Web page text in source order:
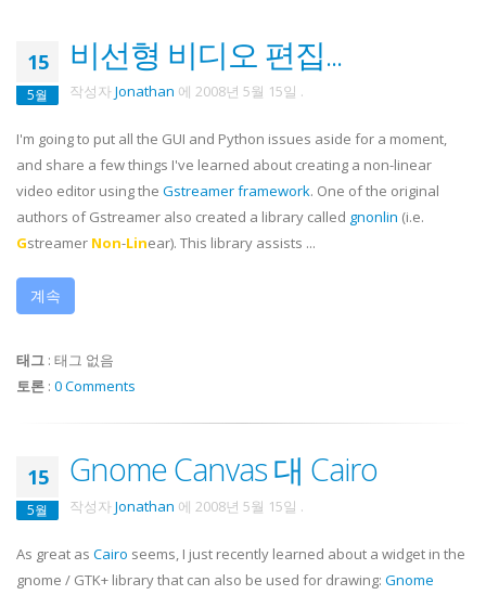
15
5월
비선형 비디오 편집...
작성자Jonathan 에 2008년 5월 15일 .
I'm going to put all the GUI and Python issues aside for a moment,
and share a few things I've learned about creating a non-linear
video editor using the Gstreamerframework. One of the original
authors ofGstreamer also created a library called gnonlin (i.e.
Gstreamer Non-Linear). This library assists ...
계속
태그 : 태그 없음
토론 : 0 Comments
15
5월
Gnome Canvas 대 Cairo
작성자Jonathan 에 2008년 5월 15일 .
As great as Cairo seems, I just recently learned about a widget in the
gnome / GTK+ library that can also be used for drawing: Gnome